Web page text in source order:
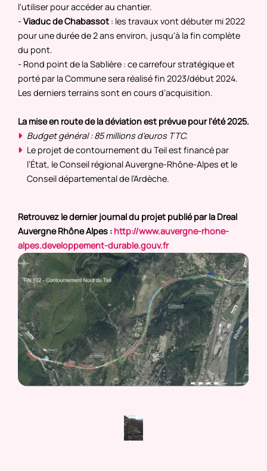
l'utiliser pour accéder au chantier.
-Viaduc de Chabassot : les travaux vont débuter mi 2022
pour une durée de 2 ans environ, jusqu'à la fin complète
du pont.
- Rond point de la Sablière : ce carrefour stratégique et
porté par la Commune sera réalisé fin 2023/début 2024.
Les derniers terrains sont en cours d’acquisition.
La mise en route de la déviation est prévue pour l'été 2025.
Budget général : 85 millions d'euros TTC.
Le projet de contournement du Teil est financé par
l’État, le Conseil régional Auvergne-Rhône-Alpes et le
Conseil départemental de l’Ardèche.
Retrouvez le dernier journal du projet publié par la Dreal
Auvergne Rhône Alpes : http://www.auvergne-rhone-
alpes.developpement-durable.gouv.fr